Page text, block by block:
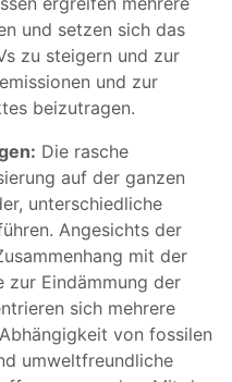
und setzen sich das
zu steigern und zur
und zur
beizutragen.
Die rasche
auf der ganzen
unterschiedliche
Angesichts der
mit der
zur Eindämmung der
sich mehrere
von fossilen
umweltfreundliche